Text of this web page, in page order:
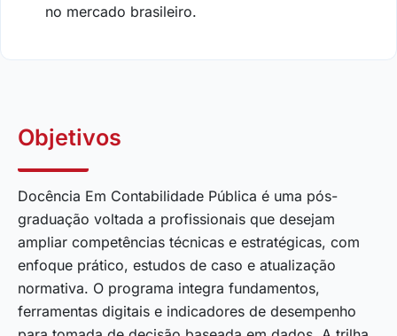
no mercado brasileiro.
Objetivos
Docência Em Contabilidade Pública é uma pós-
graduação voltada a profissionais que desejam
ampliar competências técnicas e estratégicas, com
enfoque prático, estudos de caso e atualização
normativa. O programa integra fundamentos,
ferramentas digitais e indicadores de desempenho